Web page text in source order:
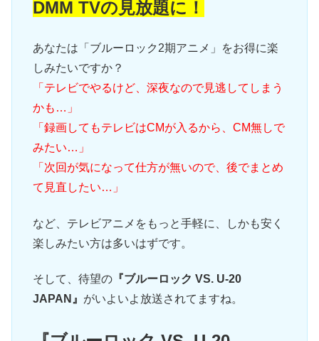
DMM TVの見放題に！
あなたは「ブルーロック2期アニメ」をお得に楽
しみたいですか？
「テレビでやるけど、深夜なので見逃してしまう
かも…」
「録画してもテレビはCMが入るから、CM無しで
みたい…」
「次回が気になって仕方が無いので、後でまとめ
て見直したい…」
など、テレビアニメをもっと手軽に、しかも安く
楽しみたい方は多いはずです。
そして、待望の『ブルーロック VS. U-20
JAPAN』 がいよいよ放送されてますね。